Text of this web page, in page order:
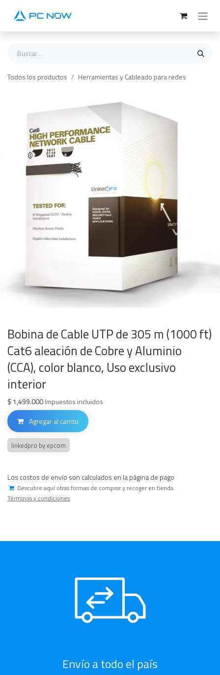
Todos los productos Herramientas y Cableado para redes
Bobina de Cable UTP de 305 m (1000 ft)
Cat6 aleación de Cobre y Aluminio
(CCA), color blanco, Uso exclusivo
interior
$ 1,499.000Impuestos incluidos
Agregar al carrito
linkedpro by epcom
Los costos de envío son calculados en la página de pago
Descubre aquí otras formas de comprar y recoger en tienda.
Términos y condiciones
Envío a todo el país